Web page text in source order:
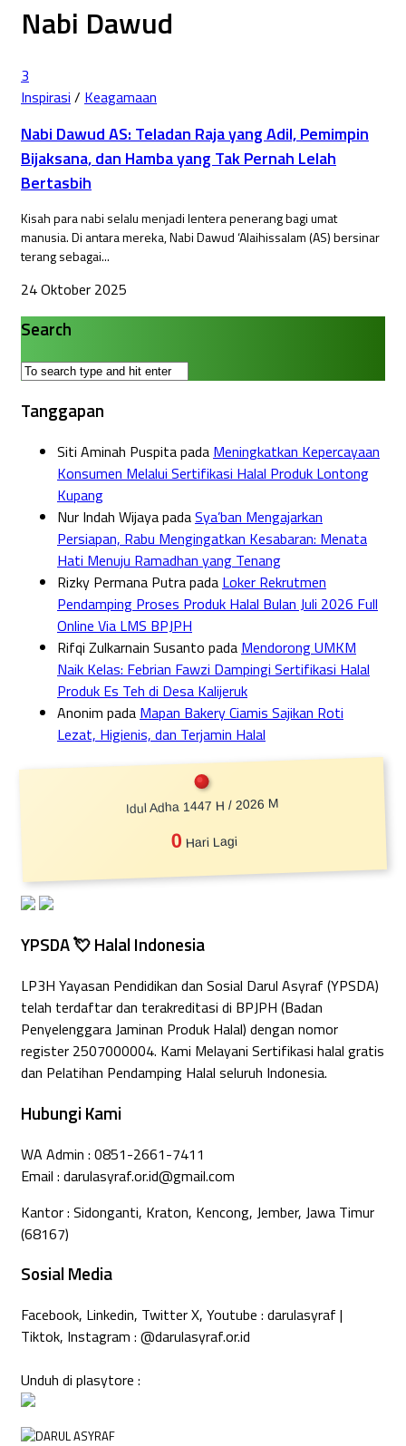
Nabi Dawud
3
Inspirasi / Keagamaan
Nabi Dawud AS: Teladan Raja yang Adil, Pemimpin
Bijaksana, dan Hamba yang Tak Pernah Lelah
Bertasbih
Kisah para nabi selalu menjadi lentera penerang bagi umat
manusia. Di antara mereka, Nabi Dawud ‘Alaihissalam (AS) bersinar
terang sebagai...
24 Oktober 2025
Search
Tanggapan
Siti Aminah Puspitapada Meningkatkan Kepercayaan
Konsumen Melalui Sertifikasi Halal Produk Lontong
Kupang
Nur Indah WijayapadaSya’ban Mengajarkan
Persiapan, Rabu Mengingatkan Kesabaran: Menata
Hati Menuju Ramadhan yang Tenang
Rizky Permana Putrapada Loker Rekrutmen
Pendamping Proses Produk Halal Bulan Juli 2026 Full
Online Via LMS BPJPH
Rifqi Zulkarnain Susanto pada Mendorong UMKM
Naik Kelas: Febrian Fawzi Dampingi Sertifikasi Halal
Produk Es Teh di Desa Kalijeruk
Anonim pada Mapan Bakery Ciamis Sajikan Roti
Lezat, Higienis, dan Terjamin Halal
Idul Adha 1447 H / 2026 M
0 Hari Lagi
YPSDA 💘 Halal Indonesia
LP3H Yayasan Pendidikan dan Sosial Darul Asyraf (YPSDA)
telah terdaftar dan terakreditasi di BPJPH (Badan
Penyelenggara Jaminan Produk Halal) dengan nomor
register 2507000004. Kami Melayani Sertifikasi halal gratis
dan Pelatihan Pendamping Halal seluruh Indonesia.
Hubungi Kami
WA Admin : 0851-2661-7411
Email : darulasyraf.or.id@gmail.com
Kantor : Sidonganti, Kraton, Kencong, Jember, Jawa Timur
(68167)
Sosial Media
Facebook, Linkedin, Twitter X, Youtube : darulasyraf |
Tiktok, Instagram : @darulasyraf.or.id
Unduh di plasytore :